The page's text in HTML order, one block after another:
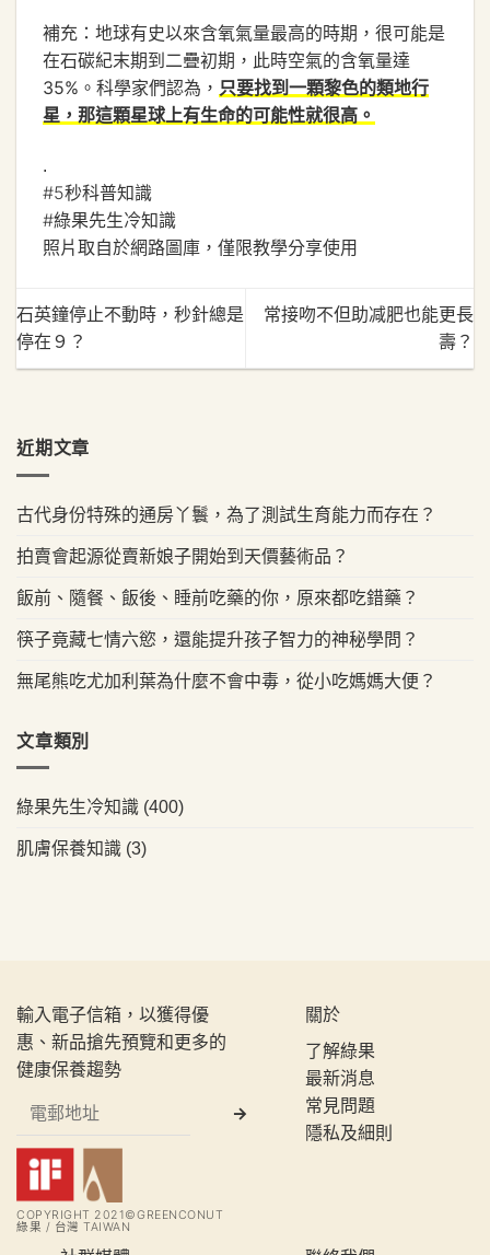
補充：地球有史以來含氧氣量最高的時期，很可能是
在石碳紀末期到二疊初期，此時空氣的含氧量達
35%。科學家們認為， 只要找到一顆黎色的類地行
星，那這顆星球上有生命的可能性就很高。
.
#5秒科普知識
#綠果先生冷知識
照片取自於網路圖庫，僅限教學分享使用
石英鐘停止不動時，秒針總是
停在９？
常接吻不但助减肥也能更長
壽？
近期文章
古代身份特殊的通房丫鬟，為了測試生育能力而存在？
拍賣會起源從賣新娘子開始到天價藝術品？
飯前、隨餐、飯後、睡前吃藥的你，原來都吃錯藥？
筷子竟藏七情六慾，還能提升孩子智力的神秘學問？
無尾熊吃尤加利葉為什麼不會中毒，從小吃媽媽大便？
文章類別
綠果先生冷知識 (400)
肌膚保養知識 (3)
輸入電子信箱，以獲得優
惠、新品搶先預覽和更多的
健康保養趨勢
COPYRIGHT 2021©GREENCONUT
綠果 / 台灣 TAIWAN
關於
了解綠果
最新消息
常見問題
隱私及細則